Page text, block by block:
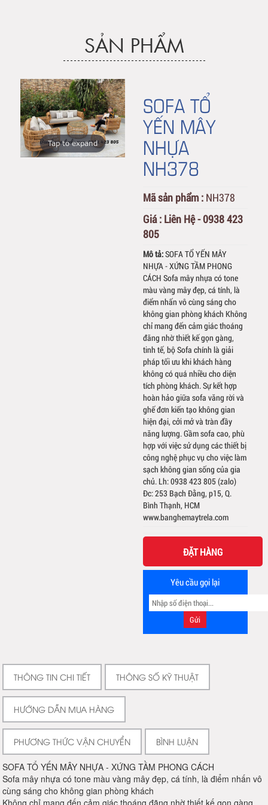
SẢN PHẨM
Tap to expand
SOFA TỔ
YẾN MÂY
NHỰA
NH378
Mã sản phẩm : NH378
Giá : Liên Hệ - 0938 423
805
Mô tả:SOFA TỔ YẾN MÂY
NHỰA - XỨNG TẦM PHONG
CÁCH Sofa mây nhựa có tone
màu vàng mây đẹp, cá tính, là
điểm nhấn vô cùng sáng cho
không gian phòng khách Không
chỉ mang đến cảm giác thoáng
đãng nhờ thiết kế gọn gàng,
tinh tế, bộ Sofa chính là giải
pháp tối ưu khi khách hàng
không có quá nhiều cho diện
tích phòng khách. Sự kết hợp
hoàn hảo giữa sofa văng rời và
ghế đơn kiến tạo không gian
hiện đại, cởi mở và tràn đầy
năng lượng. Gầm sofa cao, phù
hợp với việc sử dụng các thiết bị
công nghệ phục vụ cho việc làm
sạch không gian sống của gia
chủ. Lh: 0938 423 805 (zalo)
Đc: 253 Bạch Đằng, p15, Q.
Bình Thạnh, HCM
www.banghemaytrela.com
ĐẶT HÀNG
Yêu cầu gọi lại
THÔNG TIN CHI TIẾT THÔNG SỐ KỸ THUẬT
HƯỚNG DẪN MUA HÀNG
PHƯƠNG THỨC VẬN CHUYỂN BÌNH LUẬN
SOFA TỔ YẾN MÂY NHỰA - XỨNG TẦM PHONG CÁCH
Sofa mây nhựa có tone màu vàng mây đẹp, cá tính, là điểm nhấn vô
cùng sáng cho không gian phòng khách